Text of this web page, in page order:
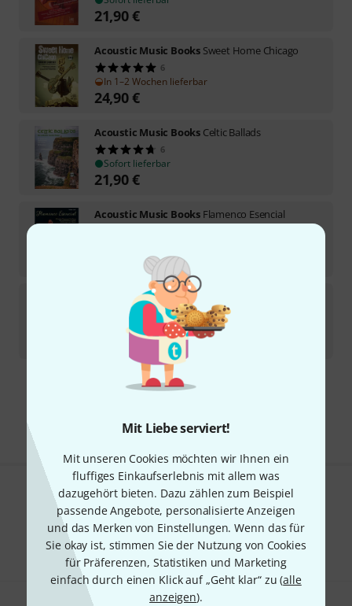
Mit Liebe serviert!
Mit unseren Cookies möchten wir Ihnen ein
fluffiges Einkaufserlebnis mit allem was
dazugehört bieten. Dazu zählen zum Beispiel
passende Angebote, personalisierte Anzeigen
und das Merken von Einstellungen. Wenn das für
Sie okay ist, stimmen Sie der Nutzung von Cookies
für Präferenzen, Statistiken und Marketing
einfach durch einen Klick auf „Geht klar“ zu (alle
anzeigen).
21,90€
Acoustic Music Books Sweet Home Chicago
6
In 1–2 Wochen lieferbar
24,90€
Acoustic Music Books Celtic Ballads
6
Sofort lieferbar
21,90€
Acoustic Music Books Flamenco Esencial
Acoustic Music Books
12
Sofort lieferbar
€
Kostenloser Versand ab 29 €
Gefällt Ihnen, was Sie sehen?
Teilen Hilfe & Feedback